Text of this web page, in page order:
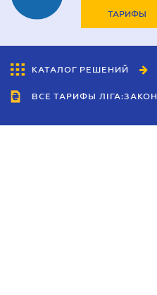
ТАРИФЫ
КАТАЛОГ РЕШЕНИЙ
ВСЕ ТАРИФЫ ЛІГА:ЗАКОН